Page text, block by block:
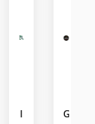
I
G